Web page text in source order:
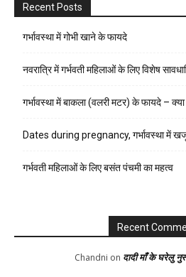
Recent Posts
गर्भावस्था में गोभी खाने के फायदे
नवरात्रि में गर्भवती महिलाओं के लिए विशेष
गर्भावस्था में बाकला (वलरी मटर) के फायदे –
Dates during pregnancy, गर्भावस्था में
गर्भवती महिलाओं के लिए बसंत पंचमी का महत्व
Recent
Chandni on दादी माँ के घरेलु